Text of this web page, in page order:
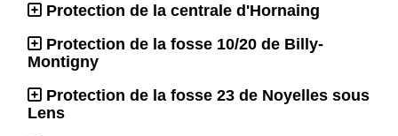
Protection de la centrale d'Hornaing
Protection de la fosse 10/20 de Billy-
Montigny
Protection de la fosse 23 de Noyelles sous
Lens